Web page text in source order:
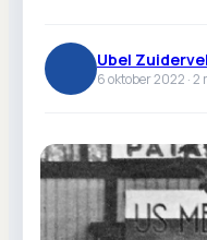
Ubel
6 oktober 2022 ·2